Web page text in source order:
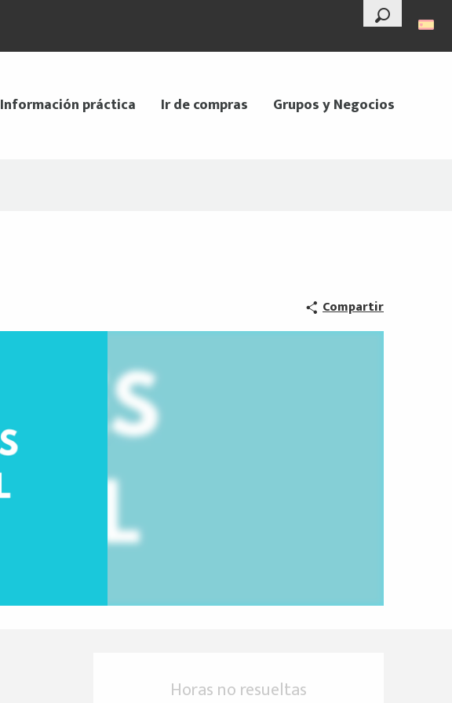
--°
Buscar
Información práctica Ir de compras Grupos y Negocios
Compartir
Horarios y datos de
Horas no resueltas